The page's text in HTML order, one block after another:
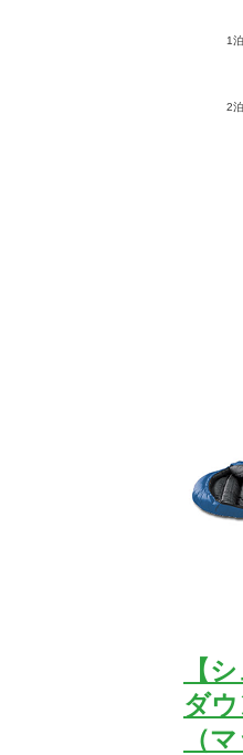
1
2
【
ダ
（